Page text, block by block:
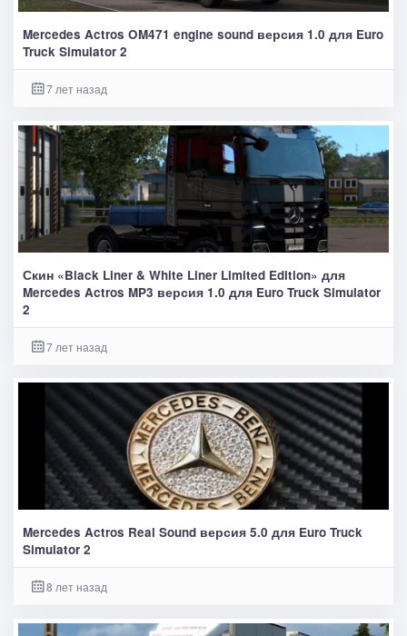
Mercedes Actros OM471 engine sound версия 1.0 для Euro
Truck Simulator 2
7 лет назад
Скин «Black Liner & White Liner Limited Edition» для
Mercedes Actros MP3 версия 1.0 для Euro Truck Simulator
2
7 лет назад
Mercedes Actros Real Sound версия 5.0 для Euro Truck
Simulator 2
8 лет назад